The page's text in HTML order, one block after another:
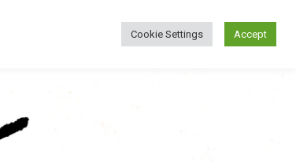
Cookie Settings Accept